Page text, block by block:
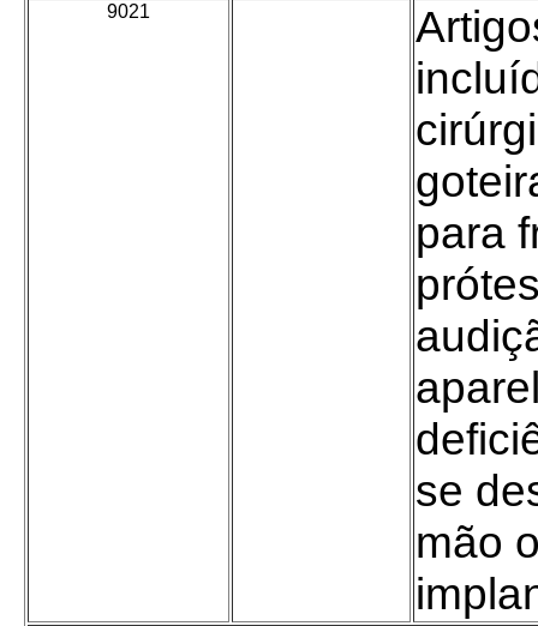
9021
para
se
mão